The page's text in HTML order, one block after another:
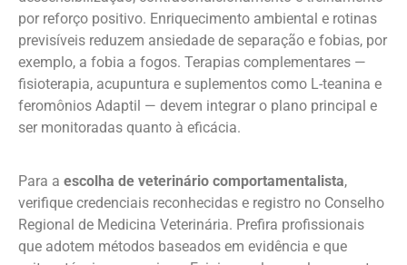
por reforço positivo. Enriquecimento ambiental e rotinas
previsíveis reduzem ansiedade de separação e fobias, por
exemplo, a fobia a fogos. Terapias complementares —
fisioterapia, acupuntura e suplementos como L-teanina e
feromônios Adaptil — devem integrar o plano principal e
ser monitoradas quanto à eficácia.
Para a escolha de veterinário comportamentalista,
verifique credenciais reconhecidas e registro no Conselho
Regional de Medicina Veterinária. Prefira profissionais
que adotem métodos baseados em evidência e que